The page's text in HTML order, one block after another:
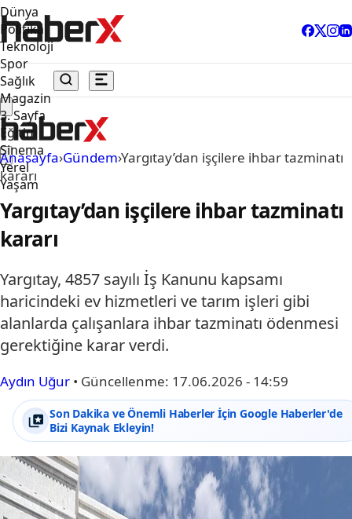
Dünya
Politika
Teknoloji
Spor
Sağlık
Magazin
3. Sayfa
Eğitim
Sinema
Yerel
Yaşam
Anasayfa›Gündem›Yargıtay’dan işçilere ihbar tazminatı
kararı
Yargıtay’dan işçilere ihbar tazminatı
kararı
Yargıtay, 4857 sayılı İş Kanunu kapsamı
haricindeki ev hizmetleri ve tarım işleri gibi
alanlarda çalışanlara ihbar tazminatı ödenmesi
gerektiğine karar verdi.
Aydın Uğur • Güncellenme: 17.06.2026 - 14:59
Son Dakika ve Önemli Haberler İçin Google Haberler'de
Bizi Kaynak Ekleyin!